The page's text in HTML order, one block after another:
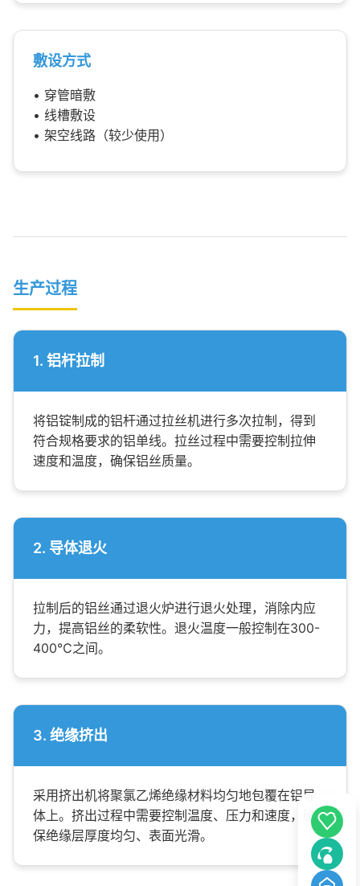
敷设方式
• 穿管暗敷
• 线槽敷设
• 架空线路（较少使用）
生产过程
1. 铝杆拉制
将铝锭制成的铝杆通过拉丝机进行多次拉制，得到
符合规格要求的铝单线。拉丝过程中需要控制拉伸
速度和温度，确保铝丝质量。
2. 导体退火
拉制后的铝丝通过退火炉进行退火处理，消除内应
力，提高铝丝的柔软性。退火温度一般控制在300-
400℃之间。
3. 绝缘挤出
采用挤出机将聚氯乙烯绝缘材料均匀地包覆在铝导
体上。挤出过程中需要控制温度、压力和速度，确
保绝缘层厚度均匀、表面光滑。